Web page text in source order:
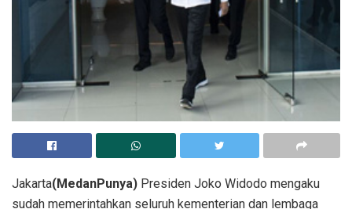
Jakarta(MedanPunya) Presiden Joko Widodo mengaku
sudah memerintahkan seluruh kementerian dan lembaga